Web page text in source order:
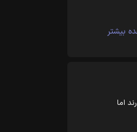
بیشتر
اما